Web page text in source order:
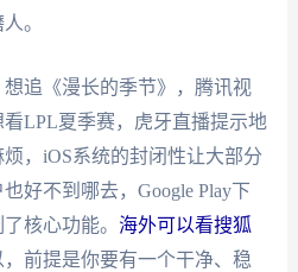
。
追《漫长的季节》，腾讯视
LPL夏季赛，虎牙直播提示地
，iOS系统的封闭性让大部分
好不到哪去，Google Play下
核心功能。 海外可以看搜狐
前提是你要有一个干净、稳